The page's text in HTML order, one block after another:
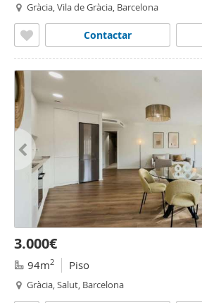
Gràcia, Vila de Gràcia, Barcelona
Contactar
3.000€
94m2 Piso
Gràcia, Salut, Barcelona